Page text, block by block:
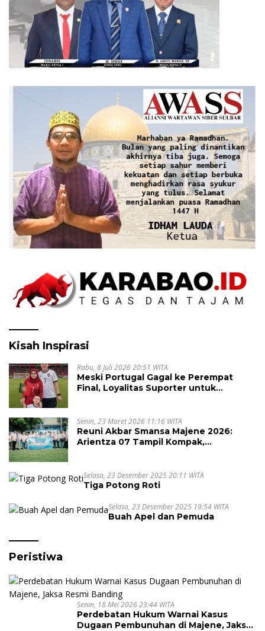
Kisah Inspirasi
Rabu, 8 Juli 2026 20:51 WITA
Meski Portugal Gagal ke Perempat
Final, Loyalitas Suporter untuk
Senin, 23 Maret 2026 11:16 WITA
Reuni Akbar Smansa Majene 2026:
Arientza 07 Tampil Kompak,
Selasa, 23 Desember 2025 20:11 WITA
Tiga Potong Roti
Selasa, 23 Desember 2025 19:54 WITA
Buah Apel dan Pemuda
Peristiwa
Senin, 18 Mei 2026 23:44 WITA
Perdebatan Hukum Warnai Kasus
Dugaan Pembunuhan di Majene, Jaksa